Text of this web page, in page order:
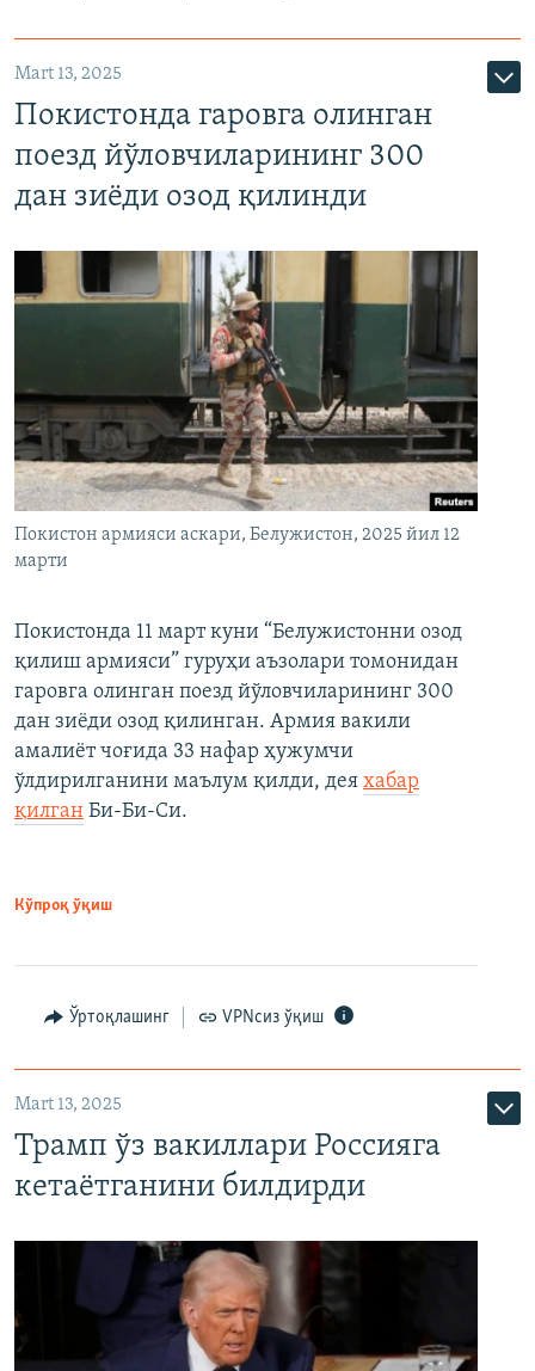
Mart 13, 2025
Покистонда гаровга олинган
поезд йўловчиларининг 300
дан зиёди озод қилинди
Покистон армияси аскари, Белужистон, 2025 йил 12
марти
Покистонда 11 март куни “Белужистонни озод
қилиш армияси” гуруҳи аъзолари томонидан
гаровга олинган поезд йўловчиларининг 300
дан зиёди озод қилинган. Армия вакили
амалиёт чоғида 33 нафар ҳужумчи
ўлдирилганини маълум қилди, дея хабар
қилган Би-Би-Си.
Кўпроқ ўқиш
Ўртоқлашинг VPNсиз ўқиш
Mart 13, 2025
Трамп ўз вакиллари Россияга
кетаётганини билдирди